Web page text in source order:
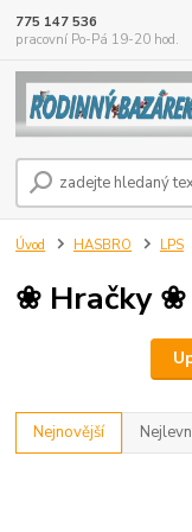
775 147 536
pracovní Po-Pá 19-20 hod.
Úvod HASBRO LPS
❀ Hračky
Nejnovější